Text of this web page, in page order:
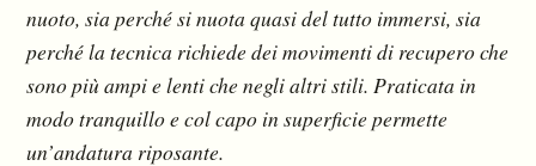
nuoto, sia perché si nuota quasi del tutto immersi, sia
perché la tecnica richiede dei movimenti di recupero che
sono più ampi e lenti che negli altri stili. Praticata in
modo tranquillo e col capo in superficie permette
un’andatura riposante.